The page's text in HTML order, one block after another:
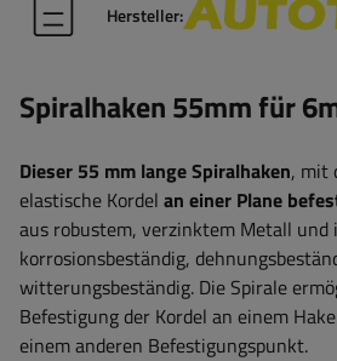
Hersteller:
Spiralhaken 55mm für
Dieser 55 mm lange Spiralhaken, mit
elastische Kordel an einer Plane
aus robustem, verzinktem Metall
korrosionsbeständig,
witterungsbeständig. Die Spirale
Befestigung der Kordel an einem
einem anderen Befestigungspunkt.